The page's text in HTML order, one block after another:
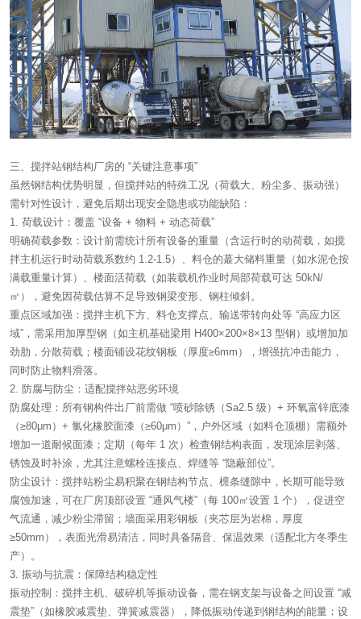
三、搅拌站钢结构厂房的 “关键注意事项”
虽然钢结构优势明显，但搅拌站的特殊工况（荷载大、粉尘多、振动强）
需针对性设计，避免后期出现安全隐患或功能缺陷：
1. 荷载设计：覆盖 “设备 + 物料 + 动态荷载”
明确荷载参数：设计前需统计所有设备的重量（含运行时的动荷载，如搅
拌主机运行时动荷载系数约 1.2-1.5）、料仓的蕞大储料重量（如水泥仓按
满载重量计算）、楼面活荷载（如装载机作业时局部荷载可达 50kN/
㎡），避免因荷载估算不足导致钢梁变形、钢柱倾斜。
重点区域加强：搅拌主机下方、料仓支撑点、输送带转向处等 “高应力区
域”，需采用加厚型钢（如主机基础梁用 H400×200×8×13 型钢）或增加加
劲肋，分散荷载；楼面铺设花纹钢板（厚度≥6mm），增强抗冲击能力，
同时防止物料滑落。
2. 防腐与防尘：适配搅拌站恶劣环境
防腐处理：所有钢构件出厂前需做 “喷砂除锈（Sa2.5 级）+ 环氧富锌底漆
（≥80μm）+ 氯化橡胶面漆（≥60μm）”，户外区域（如料仓顶棚）需额外
增加一道耐候面漆；定期（每年 1 次）检查钢结构表面，发现涂层剥落、
锈蚀及时补涂，尤其注意螺栓连接点、焊缝等 “隐蔽部位”。
防尘设计：搅拌站粉尘易积聚在钢结构节点、檩条缝隙中，长期可能导致
腐蚀加速，可在厂房顶部设置 “通风气楼”（每 100㎡设置 1 个），促进空
气流通，减少粉尘滞留；墙面采用彩钢板（夹芯层为岩棉，厚度
≥50mm），表面光滑易清洁，同时具备隔音、保温效果（适配北方冬季生
产）。
3. 振动与抗震：保障结构稳定性
振动控制：搅拌主机、破碎机等振动设备，需在钢支架与设备之间设置 “减
震垫”（如橡胶减震垫、弹簧减震器），降低振动传递到钢结构的能量；设